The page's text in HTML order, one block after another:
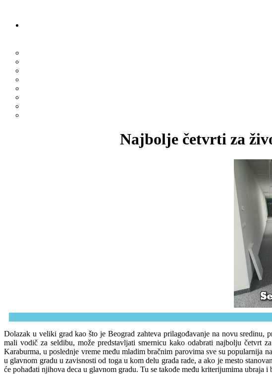
Najbolje četvrti za
Dolazak u veliki grad kao što je Beograd zahteva prilagođavanje na novu sredinu,
mali vodič za seldibu, može predstavljati smernicu kako odabrati najbolju četvrt
Karaburma, u poslednje vreme među mladim bračnim parovima sve su
u glavnom gradu u zavisnosti od toga u kom delu grada rade, a ako je mesto
će pohađati njihova deca u glavnom gradu. Tu se takođe među kriterijumima ubraja